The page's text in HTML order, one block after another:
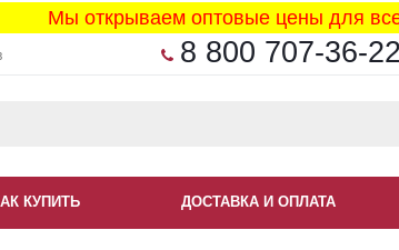
Мы открываем оптовые цены для
8 800 707-36-22
КУПИТЬ ДОСТАВКА И ОПЛАТА